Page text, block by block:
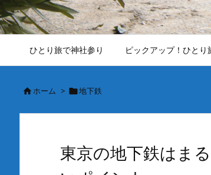
ひとり旅で神社参り ピックアップ！ひとり
ホーム > 地下鉄
東京の地下鉄はま